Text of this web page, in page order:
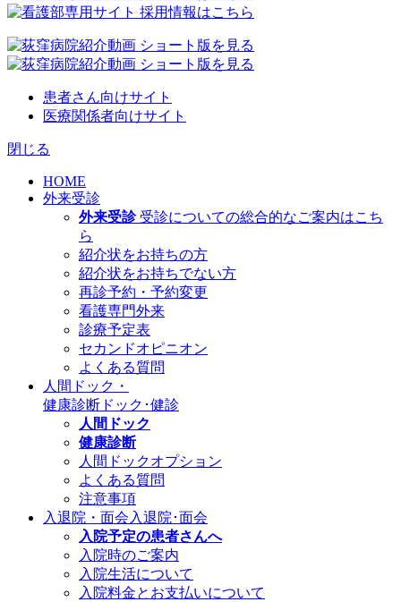
患者さん向けサイト
医療関係者向けサイト
閉じる
HOME
外来受診
外来受診 受診についての総合的なご案内はこち
ら
紹介状をお持ちの方
紹介状をお持ちでない方
再診予約・予約変更
看護専門外来
診療予定表
セカンドオピニオン
よくある質問
人間ドック・
健康診断 ドック･健診
人間ドック
健康診断
人間ドックオプション
よくある質問
注意事項
入退院・面会 入退院･面会
入院予定の患者さんへ
入院時のご案内
入院生活について
入院料金とお支払いについて